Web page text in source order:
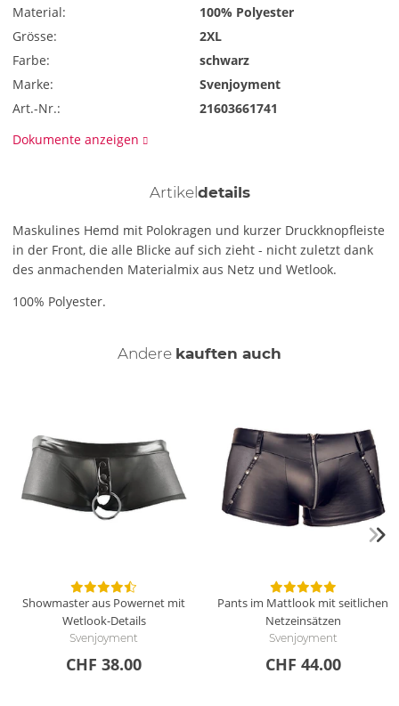
Material:
100% Polyester
Grösse:
2XL
Farbe:
schwarz
Marke:
Svenjoyment
Art.-Nr.:
21603661741
Dokumente anzeigen
Artikel details
Maskulines Hemd mit Polokragen und kurzer Druckknopfleiste
in der Front, die alle Blicke auf sich zieht - nicht zuletzt dank
des anmachenden Materialmix aus Netz und Wetlook.
100% Polyester.
Andere kauften auch
Showmaster aus Powernet mit
Wetlook-Details
Svenjoyment
CHF 38.00
Pants im Mattlook mit seitlichen
Netzeinsätzen
Svenjoyment
CHF 44.00